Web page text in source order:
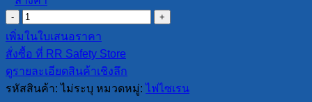
จำนวน
ไฟ
ไซเรน
LED
รุ่น
เพิ่มในใบเสนอราคา
สั่งซื้อ ที่ RR Safety Store
ดูรายละเอียดสินค้าเชิงลึก
รหัสสินค้า:ไม่ระบุ หมวดหมู่:ไฟไซเรน